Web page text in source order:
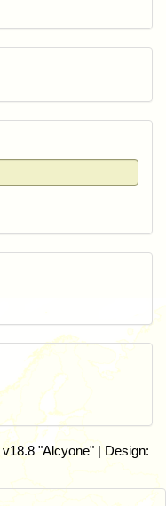
v18.8 "Alcyone" | Design: